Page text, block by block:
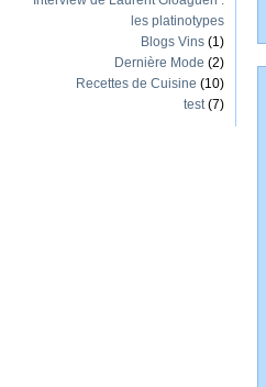
les platinotypes
Blogs Vins (1)
Dernière Mode (2)
Recettes de Cuisine (10)
test(7)